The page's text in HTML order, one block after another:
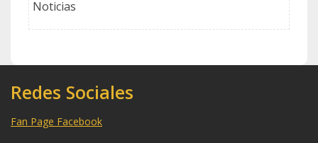
Noticias
Redes Sociales
Fan Page Facebook